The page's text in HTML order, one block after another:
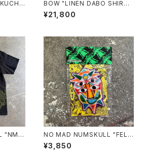
BOW "LINEN DABO SHIRT"
(BLACK)
¥21,800
"NMN
S/T"
NO MAD NUMSKULL "FELT
WAPPEN"
¥3,850